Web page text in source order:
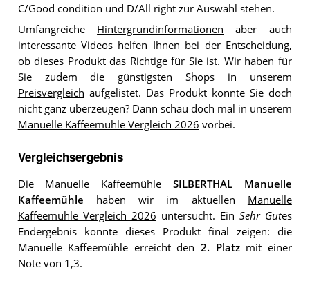
C/Good condition und D/All right zur Auswahl stehen.
Umfangreiche Hintergrundinformationen aber auch
interessante Videos helfen Ihnen bei der Entscheidung,
ob dieses Produkt das Richtige für Sie ist. Wir haben für
Sie zudem die günstigsten Shops in unserem
Preisvergleich aufgelistet. Das Produkt konnte Sie doch
nicht ganz überzeugen? Dann schau doch mal in unserem
Manuelle Kaffeemühle Vergleich 2026 vorbei.
Vergleichsergebnis
Die Manuelle KaffeemühleSILBERTHAL Manuelle
Kaffeemühle haben wir im aktuellen Manuelle
Kaffeemühle Vergleich 2026 untersucht. Ein Sehr Gutes
Endergebnis konnte dieses Produkt final zeigen: die
Manuelle Kaffeemühle erreicht den2. Platzmit einer
Note von 1,3.